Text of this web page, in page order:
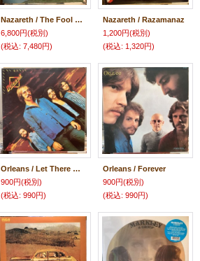
Nazareth / The Fool Circle
6,800円(税別)
(税込: 7,480円)
Nazareth / Razamanaz
1,200円(税別)
(税込: 1,320円)
Orleans / Let There Be Music
900円(税別)
(税込: 990円)
Orleans / Forever
900円(税別)
(税込: 990円)